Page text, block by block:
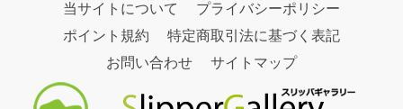
当サイトについて
プライバシーポリシー
ポイント規約
特定商取引法に基づく表記
お問い合わせ
サイトマップ